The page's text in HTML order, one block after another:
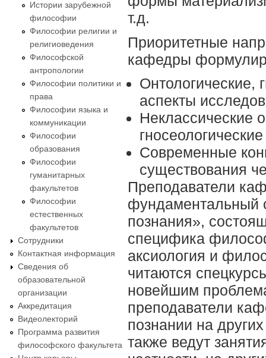
Истории зарубежной
философии
Философии религии и
религиоведения
Философской
антропологии
Философии политики и
права
Философии языка и
коммуникации
Философии
образования
Философии
гуманитарных
факультетов
Философии
естественных
факультетов
Сотрудники
Контактная информация
Сведения об
образовательной
организации
Аккредитация
Видеолекторий
Программа развития
философского факультета
т.д.
Приоритетные
кафедры
Онтологические,
аспекты
Неклассические
Современные
существования
Преподаватели
фундаментальный
познания»,
специфика
аксиология и
читаются
новейшим
преподаватели
познании на
также ведут